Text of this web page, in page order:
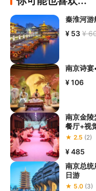
秦淮河游
¥ 53 ¥
南京诗宴
¥ 106
南京金陵
餐厅+视
浸式体验
★ 2.5 (2)
¥ 485
南京总
日游
★ 5.0 (3)